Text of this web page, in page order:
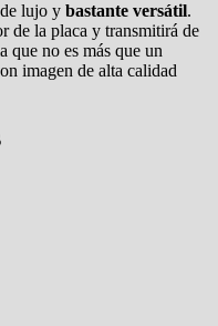
lujo y bastante versátil.
de la placa y transmitirá de
que no es más que un
imagen de alta calidad